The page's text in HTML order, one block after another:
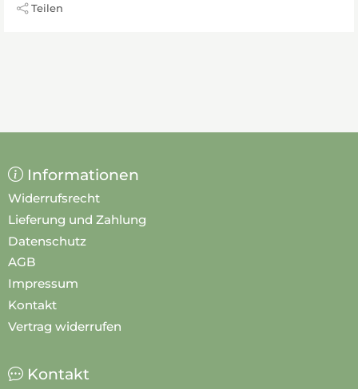
Teilen
Informationen
Widerrufsrecht
Lieferung und Zahlung
Datenschutz
AGB
Impressum
Kontakt
Vertrag widerrufen
Kontakt